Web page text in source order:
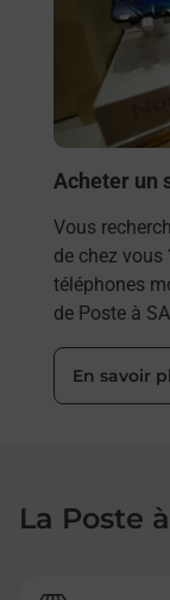
Acheter un
Vous
de chez vous
téléphones
de Poste à
En savoir
La Poste